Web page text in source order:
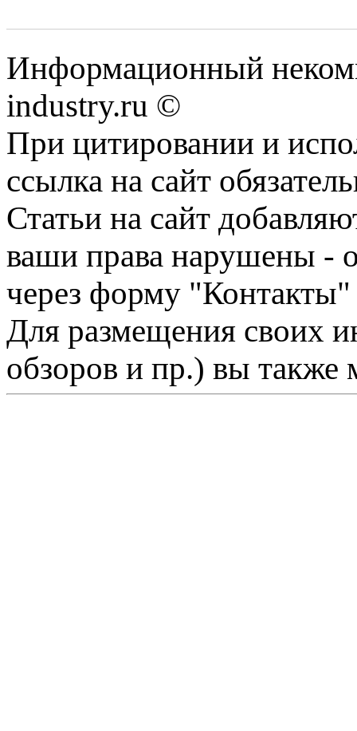
Информационный
industry.ru ©
При цитировании и
ссылка на сайт
Статьи на сайт
ваши права нарушены -
через форму "Контакты"
Для размещения своих
обзоров и пр.) вы также